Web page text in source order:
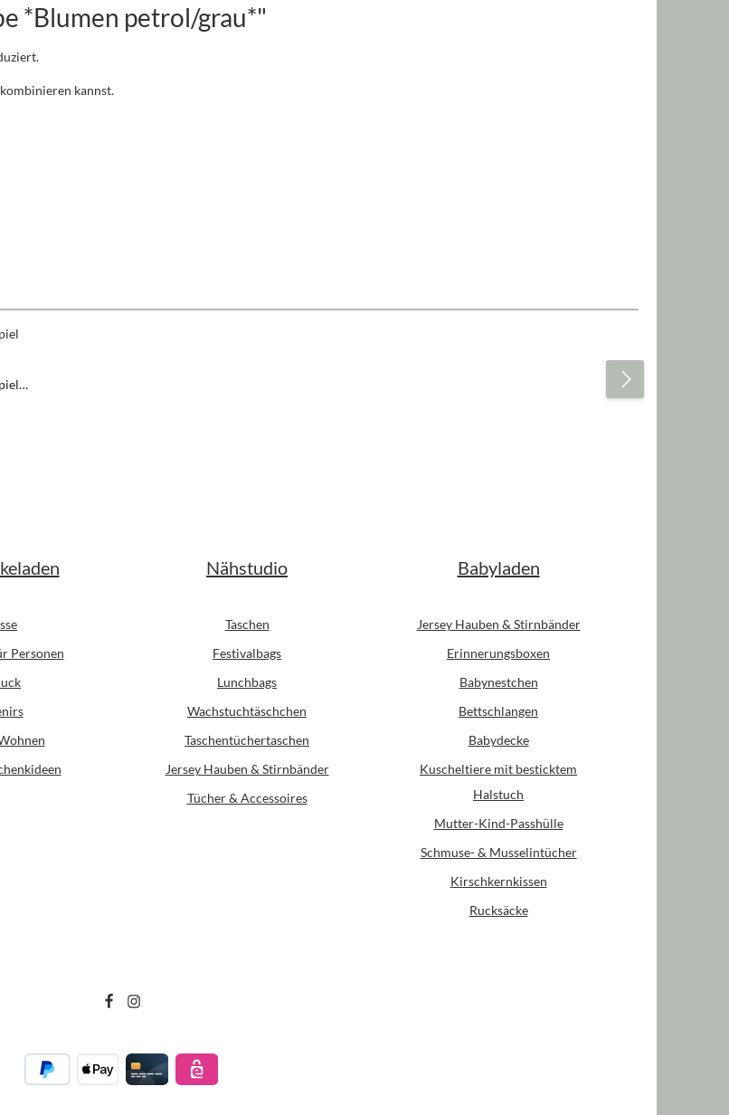
*Blumen petrol/grau*"
kannst.
Personen
Nähstudio
Taschen
Festivalbags
Lunchbags
Wachstuchtäschchen
Taschentüchertaschen
Jersey Hauben & Stirnbänder
Tücher & Accessoires
Babyladen
Jersey Hauben & Stirnbänder
Erinnerungsboxen
Babynestchen
Bettschlangen
Babydecke
Kuscheltiere mit besticktem
Halstuch
Mutter-Kind-Passhülle
Schmuse- & Musselintücher
Kirschkernkissen
Rucksäcke